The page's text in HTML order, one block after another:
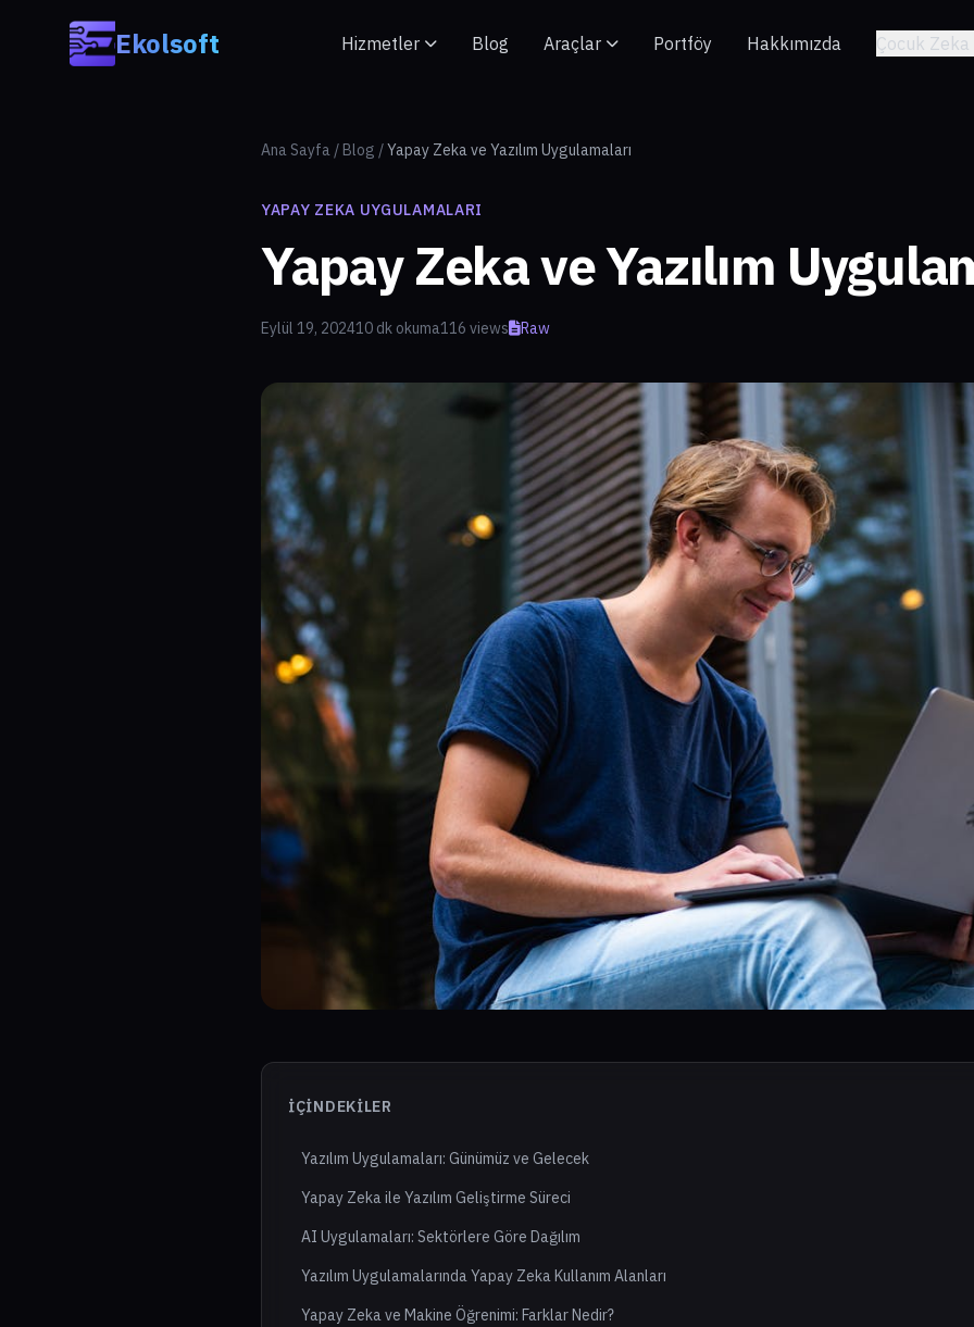
Ekolsoft Hizmetler Blog Araçlar Portföy Hakkımızda Çocuk Zeka
Ana Sayfa / Blog /Yapay Zeka ve Yazılım Uygulamaları
YAPAY ZEKA UYGULAMALARI
Yapay Zeka ve Yazılım
Eylül 19, 202410 dk okuma116 views Raw
İÇINDEKILER
Yazılım Uygulamaları: Günümüz ve Gelecek
Yapay Zeka ile Yazılım Geliştirme Süreci
AI Uygulamaları: Sektörlere Göre Dağılım
Yazılım Uygulamalarında Yapay Zeka Kullanım Alanları
Yapay Zeka ve Makine Öğrenimi: Farklar Nedir?